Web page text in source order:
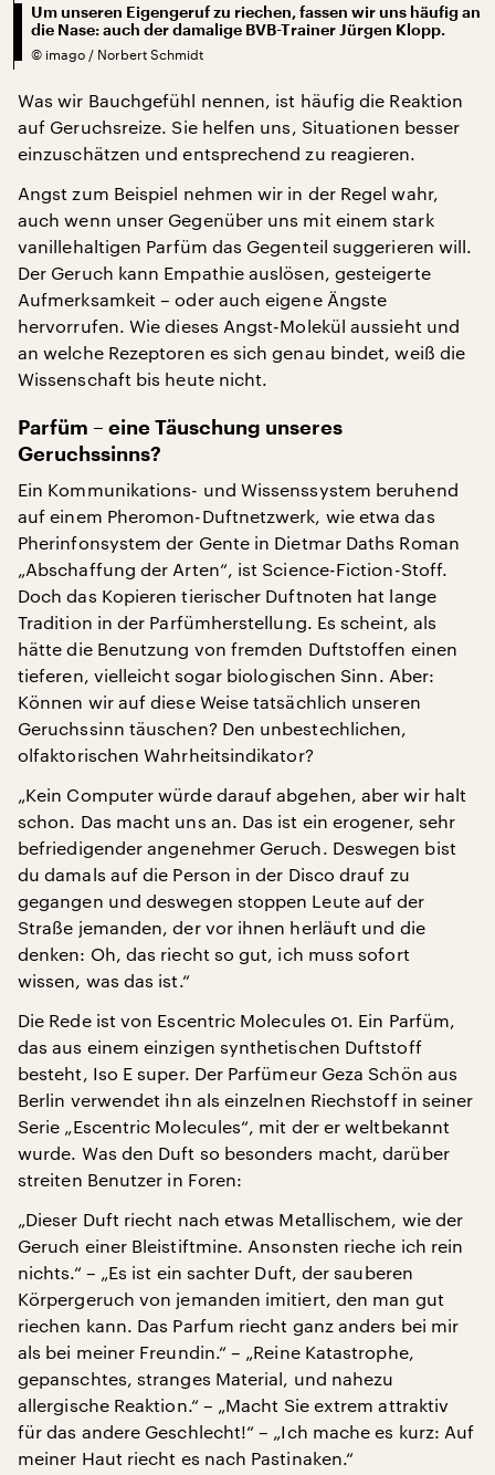
Um unseren Eigengeruf zu riechen, fassen wir uns häufig an
die Nase: auch der damalige BVB-Trainer Jürgen Klopp.
© imago / Norbert Schmidt
Was wir Bauchgefühl nennen, ist häufig die Reaktion
auf Geruchsreize. Sie helfen uns, Situationen besser
einzuschätzen und entsprechend zu reagieren.
Angst zum Beispiel nehmen wir in der Regel wahr,
auch wenn unser Gegenüber uns mit einem stark
vanillehaltigen Parfüm das Gegenteil suggerieren will.
Der Geruch kann Empathie auslösen, gesteigerte
Aufmerksamkeit – oder auch eigene Ängste
hervorrufen. Wie dieses Angst-Molekül aussieht und
an welche Rezeptoren es sich genau bindet, weiß die
Wissenschaft bis heute nicht.
Parfüm – eine Täuschung unseres
Geruchssinns?
Ein Kommunikations- und Wissenssystem beruhend
auf einem Pheromon-Duftnetzwerk, wie etwa das
Pherinfonsystem der Gente in Dietmar Daths Roman
„Abschaffung der Arten“, ist Science-Fiction-Stoff.
Doch das Kopieren tierischer Duftnoten hat lange
Tradition in der Parfümherstellung. Es scheint, als
hätte die Benutzung von fremden Duftstoffen einen
tieferen, vielleicht sogar biologischen Sinn. Aber:
Können wir auf diese Weise tatsächlich unseren
Geruchssinn täuschen? Den unbestechlichen,
olfaktorischen Wahrheitsindikator?
„Kein Computer würde darauf abgehen, aber wir halt
schon. Das macht uns an. Das ist ein erogener, sehr
befriedigender angenehmer Geruch. Deswegen bist
du damals auf die Person in der Disco drauf zu
gegangen und deswegen stoppen Leute auf der
Straße jemanden, der vor ihnen herläuft und die
denken: Oh, das riecht so gut, ich muss sofort
wissen, was das ist.“
Die Rede ist von Escentric Molecules 01. Ein Parfüm,
das aus einem einzigen synthetischen Duftstoff
besteht, Iso E super. Der Parfümeur Geza Schön aus
Berlin verwendet ihn als einzelnen Riechstoff in seiner
Serie „Escentric Molecules“, mit der er weltbekannt
wurde. Was den Duft so besonders macht, darüber
streiten Benutzer in Foren:
„Dieser Duft riecht nach etwas Metallischem, wie der
Geruch einer Bleistiftmine. Ansonsten rieche ich rein
nichts.“ – „Es ist ein sachter Duft, der sauberen
Körpergeruch von jemanden imitiert, den man gut
riechen kann. Das Parfum riecht ganz anders bei mir
als bei meiner Freundin.“ – „Reine Katastrophe,
gepanschtes, stranges Material, und nahezu
allergische Reaktion.“ – „Macht Sie extrem attraktiv
für das andere Geschlecht!“ – „Ich mache es kurz: Auf
meiner Haut riecht es nach Pastinaken.“